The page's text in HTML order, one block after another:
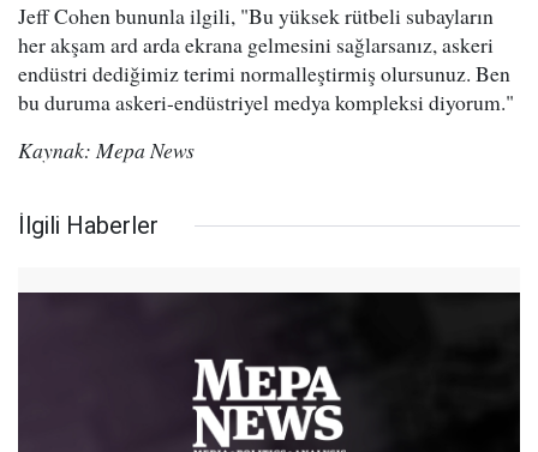
Jeff Cohen bununla ilgili, "Bu yüksek rütbeli subayların
her akşam ard arda ekrana gelmesini sağlarsanız, askeri
endüstri dediğimiz terimi normalleştirmiş olursunuz. Ben
bu duruma askeri-endüstriyel medya kompleksi diyorum."
Kaynak: Mepa News
İlgili Haberler